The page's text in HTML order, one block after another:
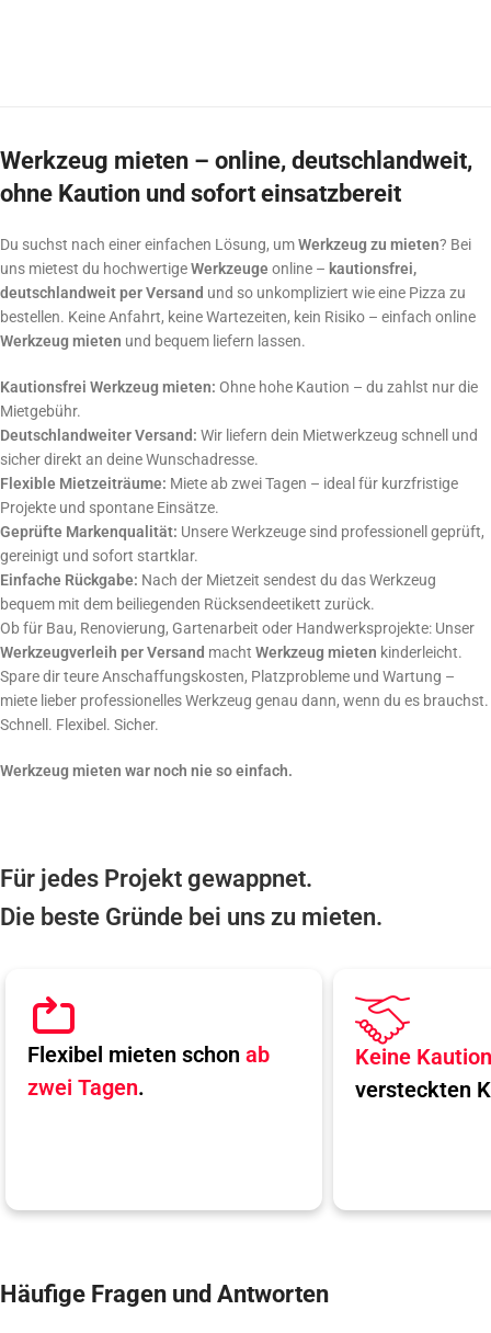
Werkzeug mieten – online, deutschlandweit,
ohne Kaution und sofort einsatzbereit
Du suchst nach einer einfachen Lösung, umWerkzeug zu mieten? Bei
uns mietest du hochwertigeWerkzeuge online – kautionsfrei,
deutschlandweit per Versand und so unkompliziert wie eine Pizza zu
bestellen. Keine Anfahrt, keine Wartezeiten, kein Risiko – einfach online
Werkzeug mieten und bequem liefern lassen.
Kautionsfrei Werkzeug mieten: Ohne hohe Kaution – du zahlst nur die
Mietgebühr.
Deutschlandweiter Versand: Wir liefern dein Mietwerkzeug schnell und
sicher direkt an deine Wunschadresse.
Flexible Mietzeiträume: Miete ab zwei Tagen – ideal für kurzfristige
Projekte und spontane Einsätze.
Geprüfte Markenqualität: Unsere Werkzeuge sind professionell geprüft,
gereinigt und sofort startklar.
Einfache Rückgabe: Nach der Mietzeit sendest du das Werkzeug
bequem mit dem beiliegenden Rücksendeetikett zurück.
Ob für Bau, Renovierung, Gartenarbeit oder Handwerksprojekte: Unser
Werkzeugverleih per Versand macht Werkzeug mieten kinderleicht.
Spare dir teure Anschaffungskosten, Platzprobleme und Wartung –
miete lieber professionelles Werkzeug genau dann, wenn du es brauchst.
Schnell. Flexibel. Sicher.
Werkzeug mieten war noch nie so einfach.
Für jedes Projekt gewappnet.
Die beste Gründe bei uns zu mieten.
Flexibel mieten schon ab
zwei Tagen.
Keine Kaution
versteckten
Häufige Fragen und Antworten